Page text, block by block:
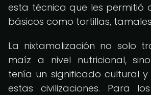
esta técnica que les permitió
básicos como tortillas,
La nixtamalización no solo
maíz a nivel nutricional,
tenía un significado cultural
estas civilizaciones. Para